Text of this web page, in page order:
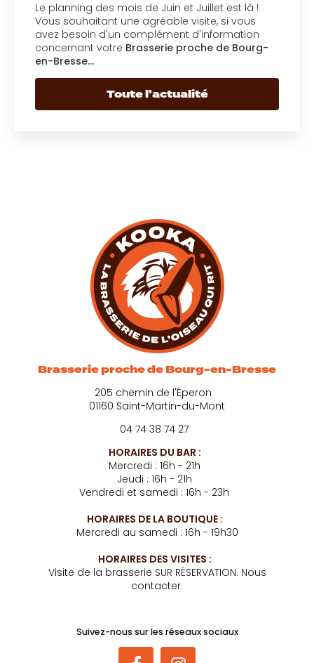
Le planning des mois de Juin et Juillet est là !
Vous souhaitant une agréable visite, si vous
avez besoin d'un complément d'information
concernant votre Brasserie proche de Bourg-
en-Bresse…
Toute l'actualité
Brasserie proche de Bourg-en-Bresse
205 chemin de l'Éperon
01160 Saint-Martin-du-Mont
04 74 38 74 27
HORAIRES DU BAR :
Mercredi : 16h - 21h
Jeudi : 16h - 21h
Vendredi et samedi : 16h - 23h
HORAIRES DE LA BOUTIQUE :
Mercredi au samedi : 16h - 19h30
HORAIRES DES VISITES :
Visite de la brasserie SUR RÉSERVATION. Nous
contacter.
Suivez-nous sur les réseaux sociaux